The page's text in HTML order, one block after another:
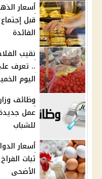
قبل
الفائدة
نقيب
.. تعرف
اليوم
للشباب
أسعار
ثبات
الأضحى